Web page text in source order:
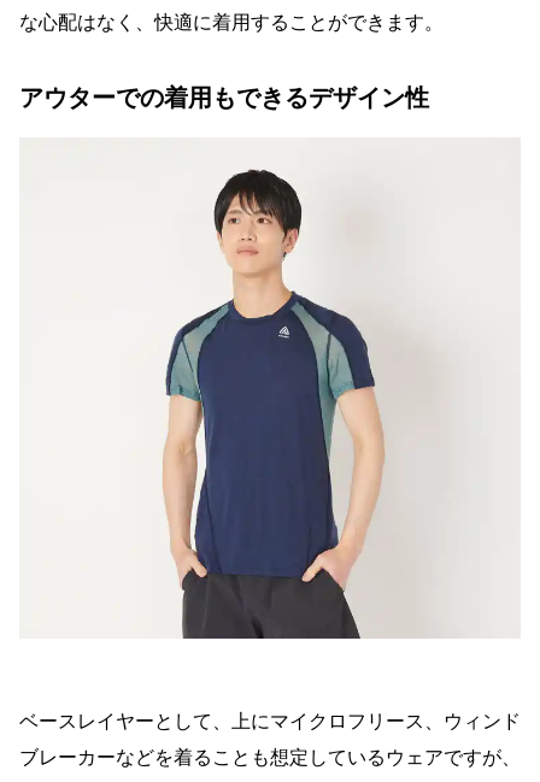
な心配はなく、快適に着用することができます。
アウターでの着用もできるデザイン性
ベースレイヤーとして、上にマイクロフリース、ウィンド
ブレーカーなどを着ることも想定しているウェアですが、